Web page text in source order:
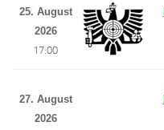
25. August
2026
17:00
27. August
2026